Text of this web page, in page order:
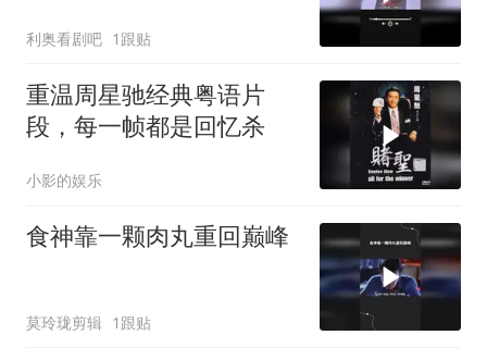
利奥看剧吧 1跟贴
重温周星驰经典粤语片
段，每一帧都是回忆杀
小影的娱乐
食神靠一颗肉丸重回巅峰
莫玲珑剪辑 1跟贴